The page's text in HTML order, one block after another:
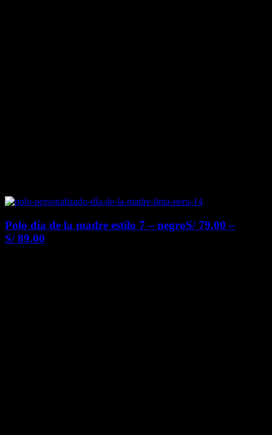
Polo día de la madre estilo 7 – negroS/79.00 –
S/89.00